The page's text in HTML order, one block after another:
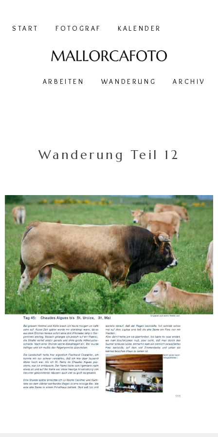
START FOTOGRAF KALENDER
ARBEITEN WANDERUNG ARCHIV
Wanderung Teil 12